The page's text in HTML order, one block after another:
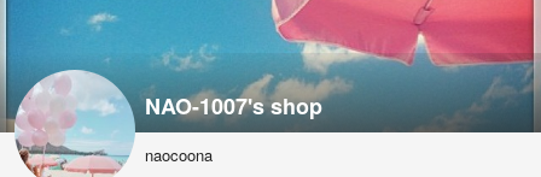
NAO-1007's shop
naocoona